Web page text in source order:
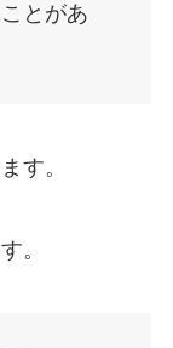
とがあ
す。
。